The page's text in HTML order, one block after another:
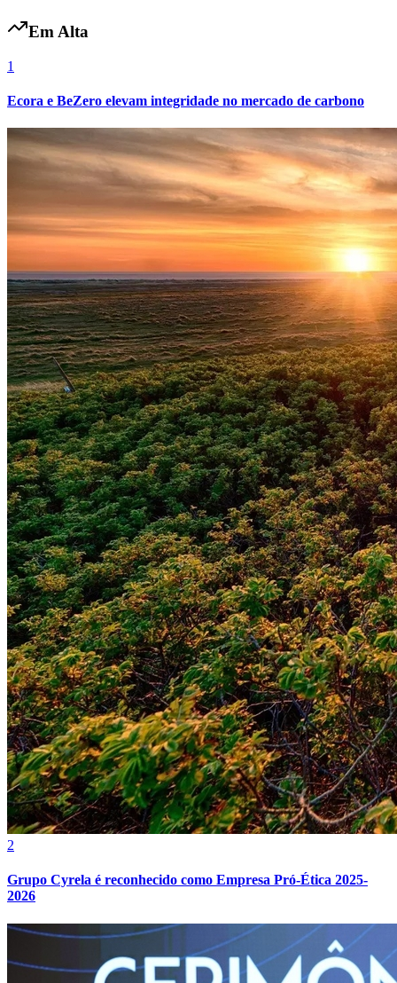
Botafogo
Grêmio
Em Alta
1
Ecora e BeZero elevam integridade no mercado de carbono
2
Grupo Cyrela é reconhecido como Empresa Pró-Ética 2025-
2026